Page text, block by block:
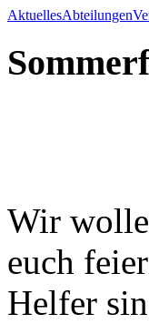
AktuellesAbteilungen
Wir
euch
Helfer